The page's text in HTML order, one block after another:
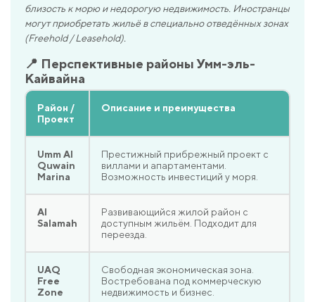
близость к морю и недорогую недвижимость. Иностранцы
могут приобретать жильё в специально отведённых зонах
(Freehold / Leasehold).
📍 Перспективные районы Умм-эль-
Кайвайна
Район /
Проект
Описание и преимущества
Umm Al
Quwain
Marina
Престижный прибрежный проект с
виллами и апартаментами.
Возможность инвестиций у моря.
Al
Salamah
Развивающийся жилой район с
доступным жильём. Подходит для
переезда.
UAQ
Free
Zone
Свободная экономическая зона.
Востребована под коммерческую
недвижимость и бизнес.